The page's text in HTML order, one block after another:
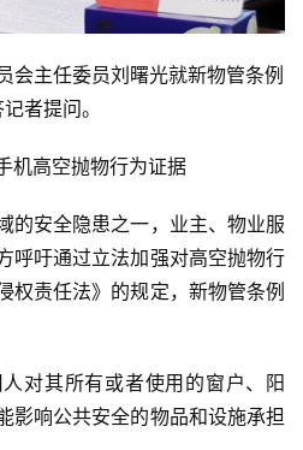
会主任委员刘曙光就新物管条例
者提问。
机高空抛物行为证据
的安全隐患之一，业主、物业服
呼吁通过立法加强对高空抛物行
权责任法》的规定，新物管条例
对其所有或者使用的窗户、阳
影响公共安全的物品和设施承担